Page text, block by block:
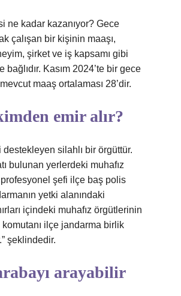
ne kadar kazanıyor? Gece
çalışan bir kişinin maaşı,
şirket ve iş kapsamı gibi
bağlıdır. Kasım 2024’te bir gece
maaş ortalaması 28’dir.
emir alır?
silahlı bir örgüttür.
bulunan yerlerdeki muhafız
şefi ilçe baş polis
yetki alanındaki
içindeki muhafız örgütlerinin
ilçe jandarma birlik
şeklindedir.
arayabilir